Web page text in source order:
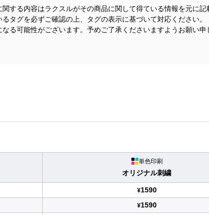
する内容はラクスルがその商品に関して得ている情報を元に記
タグを必ずご確認の上、タグの表示に基づいて対応ください。
る可能性がございます。予めご了承くださいますようお願い申
単色印刷
オリジナル刺繍
¥1590
¥1590